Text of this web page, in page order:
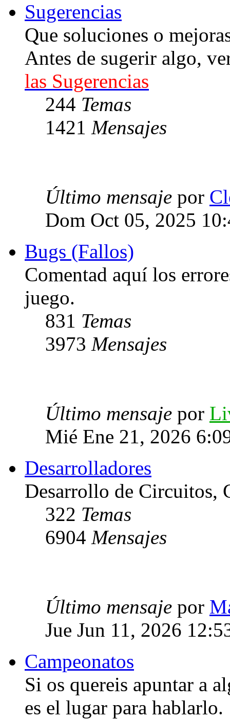
Sugerencias
Que soluciones o
Antes de sugerir algo,
las Sugerencias
244 Temas
1421 Mensajes
Último mensaje por
Dom Oct 05, 2025
Bugs (Fallos)
Comentad aquí los
juego.
831 Temas
3973 Mensajes
Último mensaje por
Mié Ene 21, 2026
Desarrolladores
Desarrollo de Circuitos,
322 Temas
6904 Mensajes
Último mensaje por
Jue Jun 11, 2026
Campeonatos
Si os quereis apuntar a
es el lugar para hablarlo.